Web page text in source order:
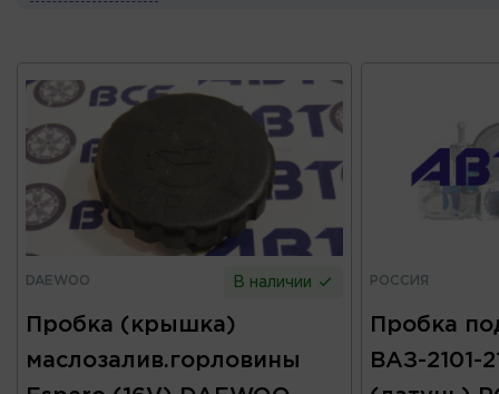
DAEWOO В наличии
Пробка (крышка)
маслозалив.горловины
РОССИЯ
Пробка
ВАЗ-2101-